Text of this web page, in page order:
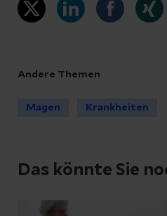
Andere Themen
Magen Krankheiten
Das könnte Sie